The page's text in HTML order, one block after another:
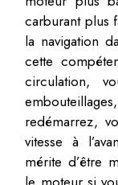
carburant plus
la navigation
cette
circulation,
redémarrez,
vitesse à
mérite d’être